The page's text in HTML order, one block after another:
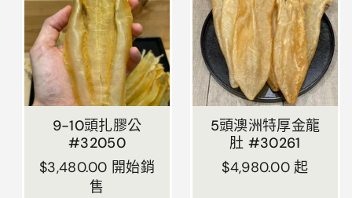
9-10頭扎膠公
#32050
正常價格
$3,480.00 開始銷
售
5頭澳洲特厚金龍
肚 #30261
正常價格
$4,980.00 起